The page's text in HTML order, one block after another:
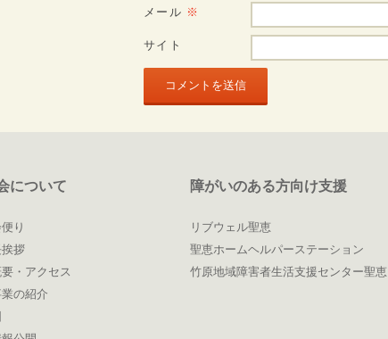
メール ※
サイト
について
り
拶
・アクセス
の紹介
障がいのある方向け支援
リブウェル聖恵
聖恵ホームヘルパーステーション
竹原地域障害者生活支援センター聖恵